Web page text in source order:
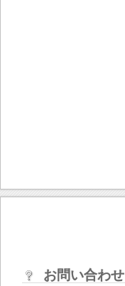
お問い合わせ